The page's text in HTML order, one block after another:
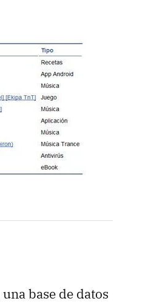
una base de datos